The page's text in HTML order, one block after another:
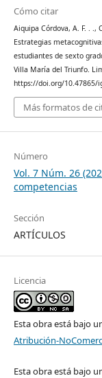
Cómo citar
Aiquipa Córdova, A. F. . .,
Estrategias
estudiantes de sexto
Villa María del Triunfo.
https://doi.org/10.47865/
Más formatos de
Número
Vol. 7 Núm. 26
competencias
Sección
ARTÍCULOS
Licencia
Esta obra está bajo
Atribución-
Esta obra está bajo